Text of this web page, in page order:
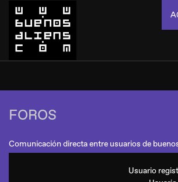
FOROS
Comunicación directa entre usuarios de
Usuario